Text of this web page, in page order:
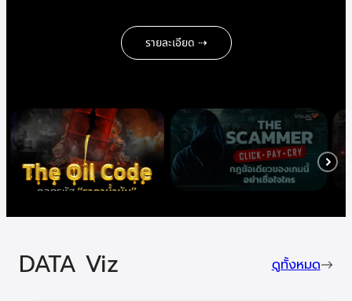
รายละเอียด ⇢
DATA Viz ดูทั้งหมด